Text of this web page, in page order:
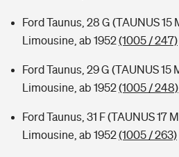
Ford Taunus, 28 G (TAUNUS 15
Limousine, ab 1952(1005 / 247)
Ford Taunus, 29 G (TAUNUS 15
Limousine, ab 1952(1005 / 248)
Ford Taunus, 31 F (TAUNUS 17
Limousine, ab 1952(1005 / 263)